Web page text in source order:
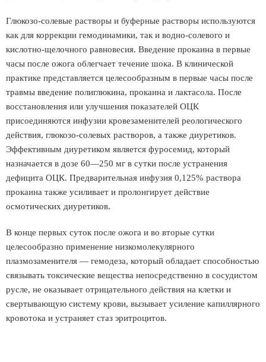
Глюкозо-солевые растворы и буферные растворы используются
как для коррекции гемодинамики, так и водно-солевого и
кислотно-щелочного равновесия. Введение прокаина в первые
часы после ожога облегчает течение шока. В клинической
практике представляется целесообразным в первые часы после
травмы введение полиглюкина, прокаина и лактасола. После
восстановления или улучшения показателей ОЦК
присоединяются инфузии кровезаменителей реологического
действия, глюкозо-солевых растворов, а также диуретиков.
Эффективным диуретиком является фуросемид, который
назначается в дозе 60—250 мг в сутки после устранения
дефицита ОЦК. Предварительная инфузия 0,125% раствора
прокаина также усиливает и пролонгирует действие
осмотических диуретиков.
В конце первых суток после ожога и во вторые сутки
целесообразно применение низкомолекулярного
плазмозаменителя — гемодеза, который обладает способностью
связывать токсические вещества непосредственно в сосудистом
русле, не оказывает отрицательного действия на клетки и
свертывающую систему крови, вызывает усиление капиллярного
кровотока и устраняет стаз эритроцитов.